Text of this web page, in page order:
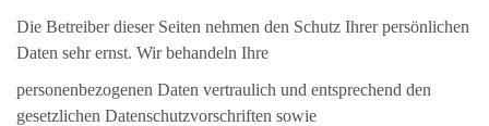
Die Betreiber dieser Seiten nehmen den Schutz Ihrer persönlichen
Daten sehr ernst. Wir behandeln Ihre
personenbezogenen Daten vertraulich und entsprechend den
gesetzlichen Datenschutzvorschriften sowie